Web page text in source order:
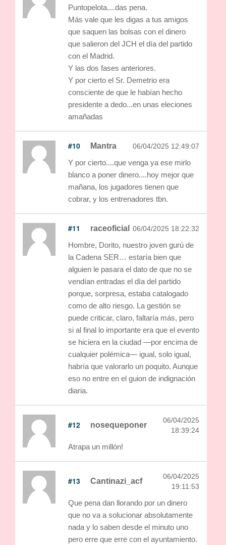
Puntopelota....das pena.
Más vale que les digas a tus amigos
que saquen las bolsas con el dinero
que salieron del JCH el día del partido
con el Madrid.
Y las dos fases anteriores.
Y por cierto el Sr. Demetrio era
consciente de que le habían hecho
presidente a dedo...en unas eleciones
amañadas
#10 Mantra 06/04/2025 12:49:07
Y por cierto....que venga ya ese mirlo
blanco a poner dinero....hoy mejor que
mañana, los jugadores tienen que
cobrar, y los entrenadores tbn.
#11 raceoficial 06/04/2025 18:22:32
Hombre, Dorito, nuestro joven gurú de
la Cadena SER… estaría bien que
alguien le pasara el dato de que no se
vendían entradas el día del partido
porque, sorpresa, estaba catalogado
como de alto riesgo. La gestión se
puede criticar, claro, faltaría más, pero
si al final lo importante era que el evento
se hiciera en la ciudad —por encima de
cualquier polémica— igual, solo igual,
habría que valorarlo un poquito. Aunque
eso no entre en el guion de indignación
diaria.
#12 nosequeponer
06/04/2025
18:39:24
Atrapa un millón!
#13 Cantinazi_acf
06/04/2025
19:11:53
Que pena dan llorando por un dinero
que no va a solucionar absolutamente
nada y lo saben desde el minuto uno
pero erre que erre con el ayuntamiento.